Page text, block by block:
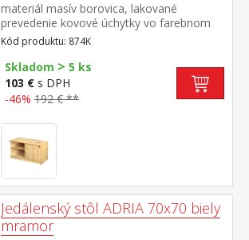
materiál masív borovica, lakované
prevedenie kovové úchytky vo farebnom
prevedení černená mosadz možno zostaviť
ako predsieňovú stenu s vešiakom 873 a
zrkadlom 875
Kód produktu: 874K
Skladom > 5 ks
103 € s DPH
-46% 192 € **
Jedálenský stôl ADRIA 70x70 biely
mramor